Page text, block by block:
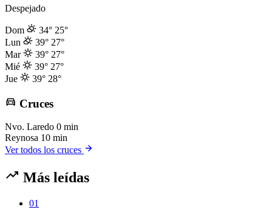
Despejado
Dom 34° 25°
Lun
39° 27°
Mar
39° 27°
Mié
39° 27°
Jue
39° 28°
Cruces
Nvo. Laredo 0 min
Reynosa 10 min
Ver todos los cruces
Más leídas
01